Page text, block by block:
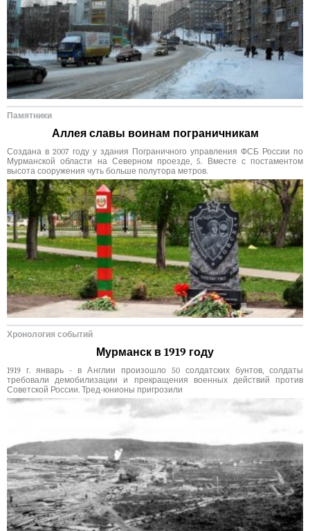
Памятники
Аллея славы воинам пограничникам
Создана в 2007 году у здания Пограничного управления ФСБ России по
Мурманской области на Северном проезде, 5. Вместе с постаментом
высота сооружения чуть больше полутора метров.
Хронология событий
Мурманск в 1919 году
1919 г. январь - в Англии произошло 50 солдатских бунтов, солдаты
требовали демобилизации и прекращения военных действий против
Советской России. Тред-юнионы пригрозили